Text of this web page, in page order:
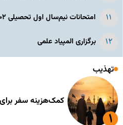
امتحانات نیم‌سال اول تحصیلی ۱۴۰۲-۱۴۰۱
برگزاری المپیاد علمی
تهذیب
کمک‌هزینه سفر برای